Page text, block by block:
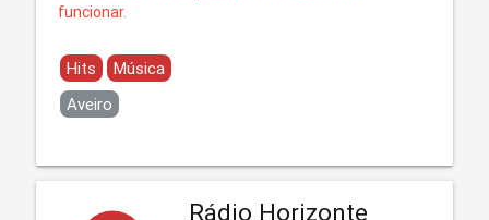
funcionar.
Hits
Música
Aveiro
Rádio Horizonte